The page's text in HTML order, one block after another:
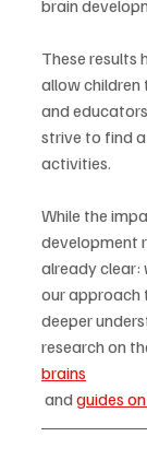
brain
These results
allow
and
strive to find
activities.
While the
development
already clear:
our approach
deeper
research on
brains
and guides